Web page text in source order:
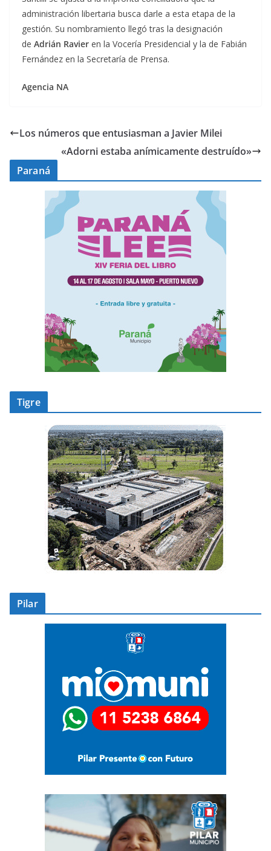
administración libertaria busca darle a esta etapa de la
gestión. Su nombramiento llegó tras la designación
de Adrián Ravier en la Vocería Presidencial y la de Fabián
Fernández en la Secretaría de Prensa.
Agencia NA
Los números que entusiasman a Javier Milei
«Adorni estaba anímicamente destruído»
Paraná
Tigre
Pilar